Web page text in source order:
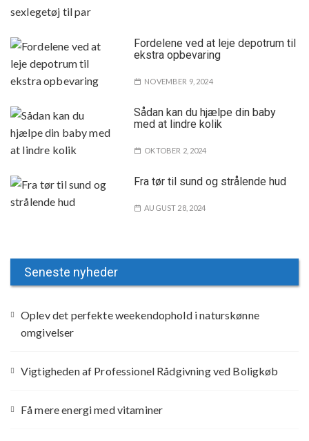
Fordelene ved at leje depotrum til
ekstra opbevaring
NOVEMBER 9, 2024
Sådan kan du hjælpe din baby
med at lindre kolik
OKTOBER 2, 2024
Fra tør til sund og strålende hud
AUGUST 28, 2024
Seneste nyheder
Oplev det perfekte weekendophold i naturskønne
omgivelser
Vigtigheden af Professionel Rådgivning ved Boligkøb
Få mere energi med vitaminer